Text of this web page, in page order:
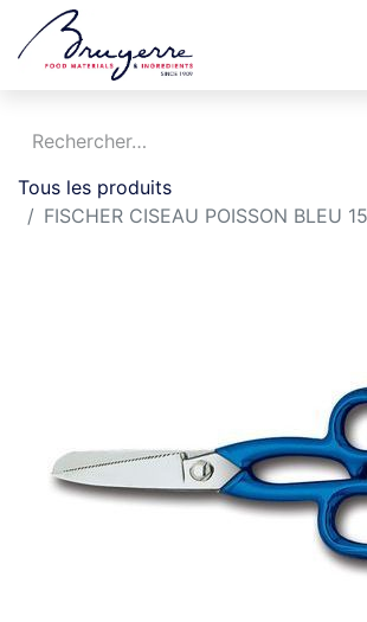
Tous les produits
FISCHER CISEAU POISSON BLEU